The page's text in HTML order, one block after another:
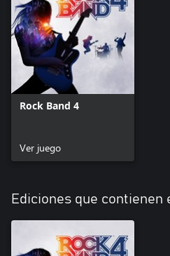
Rock Band 4
Ver juego
Ediciones que contienen